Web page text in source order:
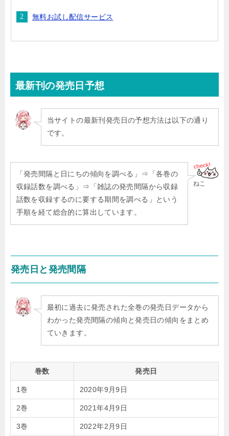
無料お試し配信サービス
最新刊の発売日予想
当サイトの最新刊発売日の予想方法は以下の通り
です。
ねこ
「発売間隔と日にちの傾向を調べる」⇒「各巻の
収録話数を調べる」⇒「雑誌の発売間隔から収録
話数を収録するのに要する期間を調べる」という
手順を経て総合的に算出しています。
発売日と発売間隔
最初に過去に発売された全巻の発売日データから
わかった発売間隔の傾向と発売日の傾向をまとめ
ていきます。
巻数 発売日
1巻 2020年9月9日
2巻 2021年4月9日
3巻 2022年2月9日